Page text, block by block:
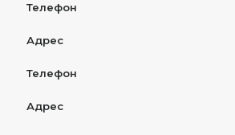
Телефон
Адрес
Телефон
Адрес